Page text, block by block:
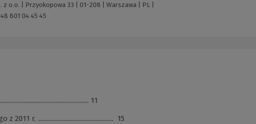
o.o. | Przyokopowa 33 | 01-208 | Warszawa | PL |
801 04 45 45
11
r. .................................................. 15